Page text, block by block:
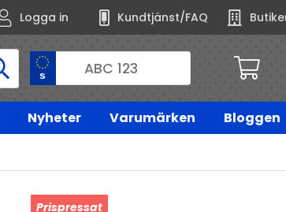
Logga in Kundtjänst/FAQ
Nyheter Varumärken
Bloggen